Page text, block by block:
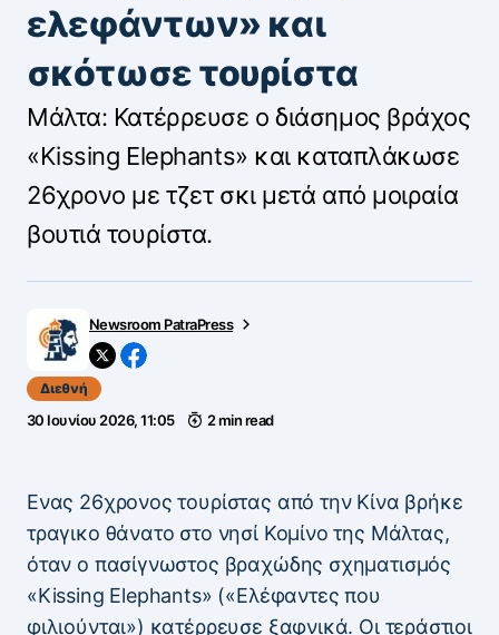
ελεφάντων» και
σκότωσε τουρίστα
Μάλτα: Κατέρρευσε ο διάσημος βράχος
«Kissing Elephants» και καταπλάκωσε
26χρονο με τζετ σκι μετά από μοιραία
βουτιά τουρίστα.
Newsroom PatraPress
Διεθνή
30 Ιουνίου 2026, 11:05 2 min read
Eνας 26χρονος τουρίστας από την Κίνα βρήκε
τραγικο θάνατο στο νησί Κομίνο της Μάλτας,
όταν ο πασίγνωστος βραχώδης σχηματισμός
«Kissing Elephants» («Ελέφαντες που
φιλιούνται») κατέρρευσε ξαφνικά. Οι τεράστιοι